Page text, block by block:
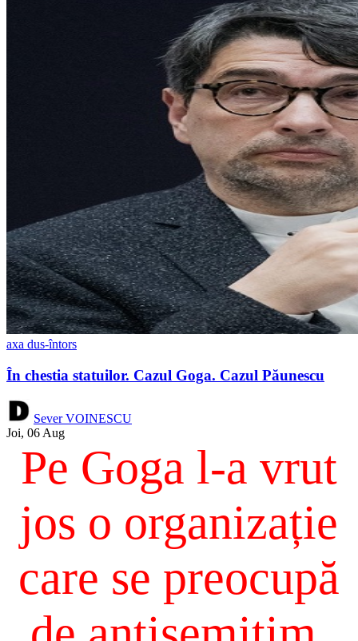
axa dus-întors
În chestia statuilor. Cazul Goga. Cazul Păunescu
Sever VOINESCU
Joi, 06 Aug
Pe Goga l-a vrut
jos o organizație
care se preocupă